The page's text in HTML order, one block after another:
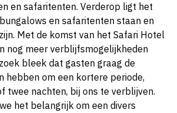
en safaritenten. Verderop ligt het
en safaritenten staan en
Met de komst van het Safari Hotel
nog meer verblijfsmogelijkheden
bleek dat gasten graag de
hebben om een kortere periode,
twee nachten, bij ons te verblijven.
het belangrijk om een divers